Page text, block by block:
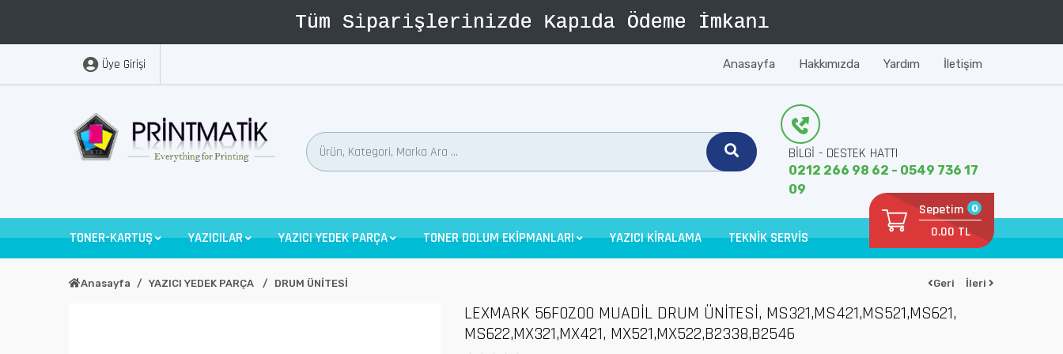
Üye Girişi Anasayfa Hakkımızda Yardım İletişim
BİLGİ - DESTEK HATTI
0212 266 98 62 - 0549 736 17
09
Sepetim 0
0.00 TL
TONER-KARTUŞ YAZICILAR YAZICI YEDEK PARÇA TONER DOLUM EKİPMANLARI YAZICI KİRALAMA TEKNİK SERVİS
Anasayfa YAZICI YEDEK PARÇA DRUM ÜNİTESİ Geri İleri
LEXMARK 56F0Z00 MUADİL DRUM ÜNİTESİ, MS321,MS421,MS521,MS621,
MS622,MX321,MX421, MX521,MX522,B2338,B2546